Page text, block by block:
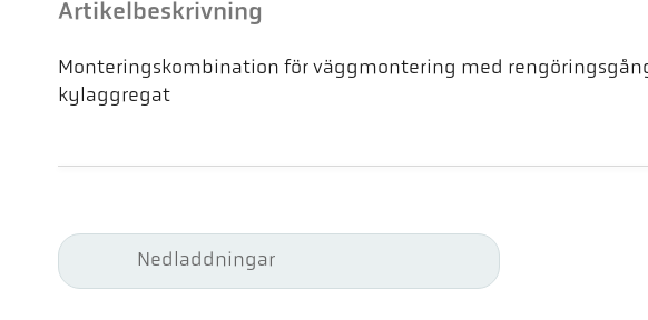
Artikelbeskrivning
Monteringskombination för väggmontering med
kylaggregat
Nedladdningar